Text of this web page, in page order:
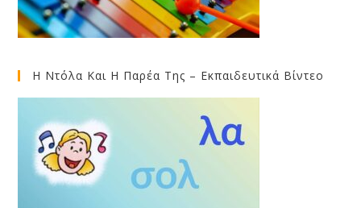
Η Ντόλα Και Η Παρέα Της – Εκπαιδευτικά Βίντεο